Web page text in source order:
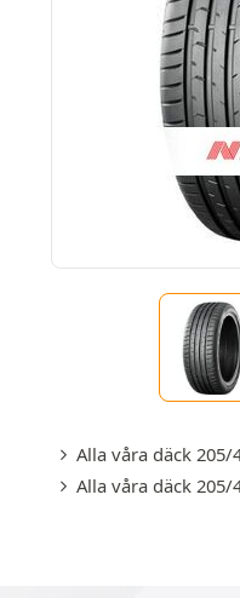
Alla våra däck 205/
Alla våra däck 205/